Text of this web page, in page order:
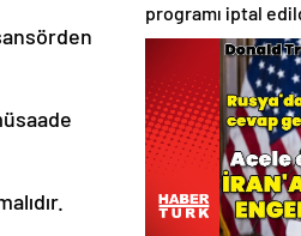
programı iptal